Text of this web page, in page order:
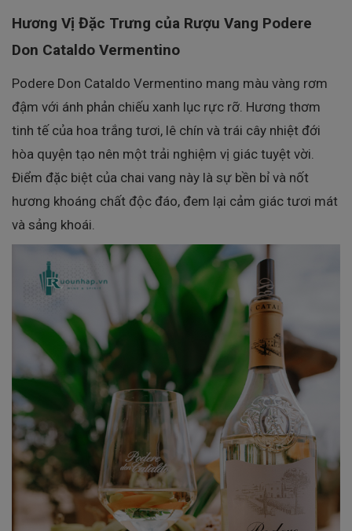
Hương Vị Đặc Trưng của Rượu Vang Podere
Don Cataldo Vermentino
Podere Don Cataldo Vermentino mang màu vàng rơm
đậm với ánh phản chiếu xanh lục rực rỡ. Hương thơm
tinh tế của hoa trắng tươi, lê chín và trái cây nhiệt đới
hòa quyện tạo nên một trải nghiệm vị giác tuyệt vời.
Điểm đặc biệt của chai vang này là sự bền bỉ và nốt
hương khoáng chất độc đáo, đem lại cảm giác tươi mát
và sảng khoái.